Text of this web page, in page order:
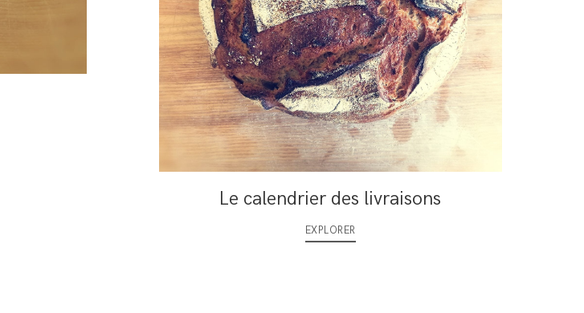
Le calendrier des livraisons
EXPLORER